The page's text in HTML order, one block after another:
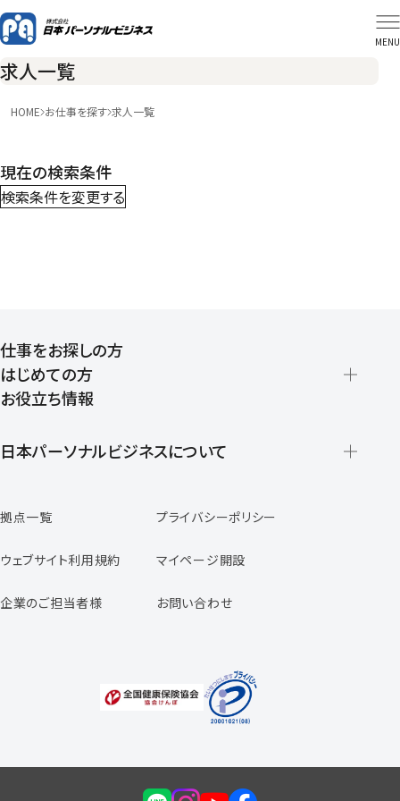
MENU
求人一覧
HOME お仕事を探す 求人一覧
現在の検索条件
検索条件を変更する
仕事をお探しの方
はじめての方
登録から就業開始までの流れ
お役立ち情報
日本パーソナルビジネスについて
スタッフの声
専任コンサルタントの声
福利厚生のご案内
拠点一覧 プライバシーポリシー
ウェブサイト利用規約 マイページ開設
企業のご担当者様 お問い合わせ